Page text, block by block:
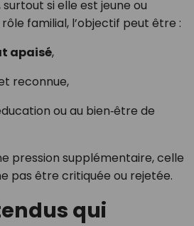
si elle est jeune ou
familial, l’objectif peut être :
apaisé,
reconnue,
ou au bien‑être de
pression supplémentaire, celle
pas être critiquée ou rejetée.
qui